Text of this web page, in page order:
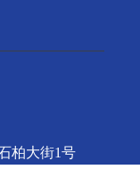
柏大街1号